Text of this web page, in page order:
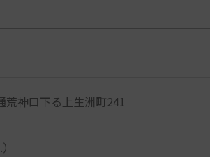
荒神口下る上生洲町241